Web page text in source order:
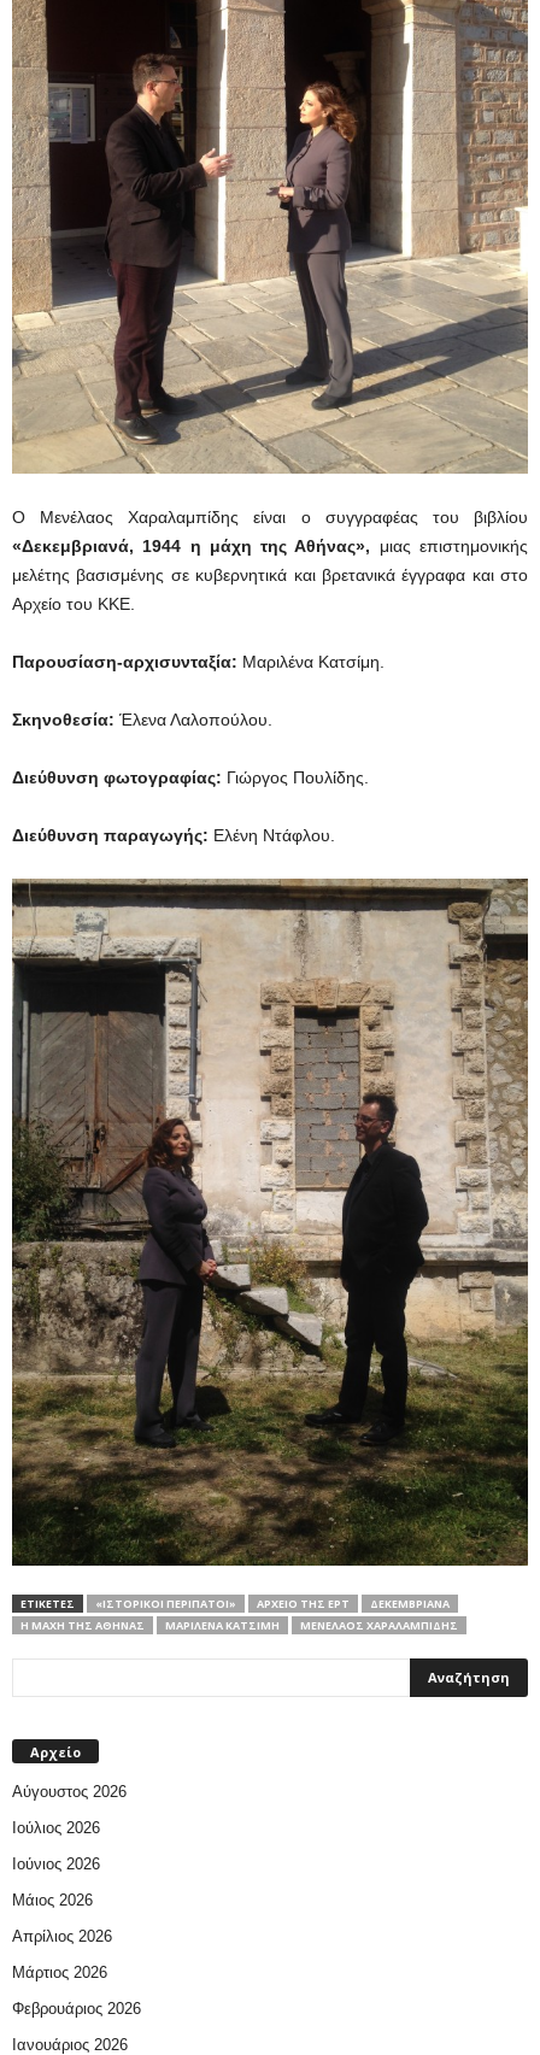
Ο Μενέλαος Χαραλαμπίδης είναι ο συγγραφέας του βιβλίου
«Δεκεμβριανά, 1944 η μάχη της Αθήνας», μιας επιστημονικής
μελέτης βασισμένης σε κυβερνητικά και βρετανικά έγγραφα και στο
Αρχείο του ΚΚΕ.
Παρουσίαση-αρχισυνταξία: Μαριλένα Κατσίμη.
Σκηνοθεσία: Έλενα Λαλοπούλου.
Διεύθυνση φωτογραφίας: Γιώργος Πουλίδης.
Διεύθυνση παραγωγής: Ελένη Ντάφλου.
ΕΤΙΚΕΤΕΣ «ΙΣΤΟΡΙΚΟΊ ΠΕΡΊΠΑΤΟΙ» ΑΡΧΕΙΟ ΤΗΣ ΕΡΤ
ΔΕΚΕΜΒΡΙΑΝΆ
Η ΜΆΧΗ ΤΗΣ ΑΘΉΝΑΣ
ΜΑΡΙΛΈΝΑ ΚΑΤΣΊΜΗ ΜΕΝΈΛΑΟΣ ΧΑΡΑΛΑΜΠΊΔΗΣ
Αρχείο
Αύγουστος 2026
Ιούλιος 2026
Ιούνιος 2026
Μάιος 2026
Απρίλιος 2026
Μάρτιος 2026
Φεβρουάριος 2026
Ιανουάριος 2026